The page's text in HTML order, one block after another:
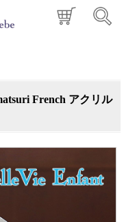
French アクリル